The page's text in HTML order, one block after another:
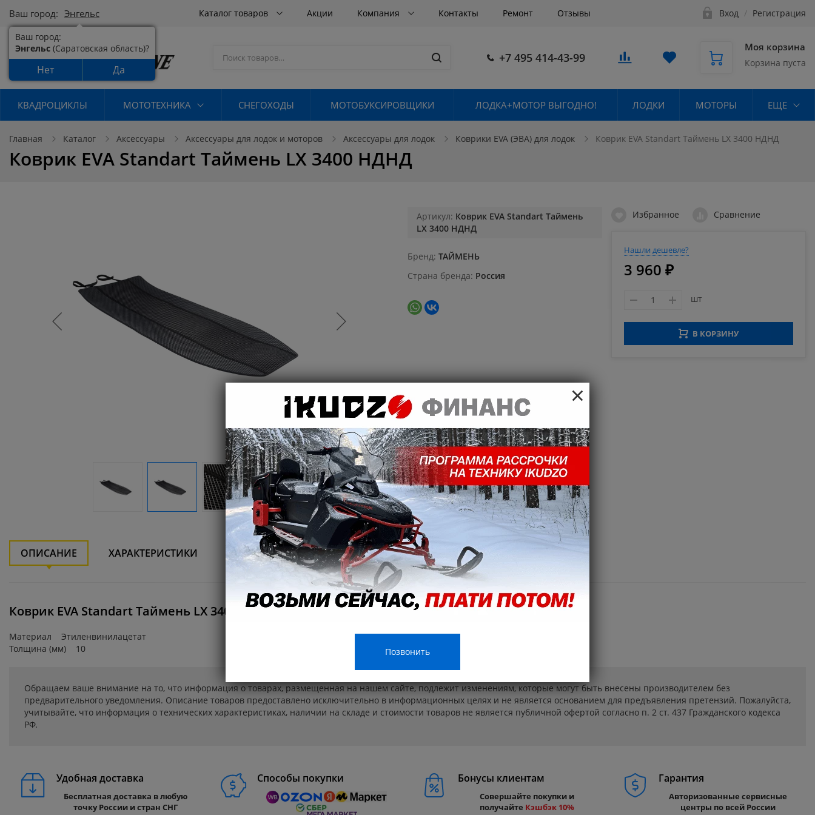
Ваш город: Энгельс
Ваш город:
Энгельс (Саратовская область)?
Нет Да
Каталог товаров Акции Компания Контакты Ремонт Отзывы Вход / Регистрация
+7 495 414-43-99
Моя корзина
Корзина пуста
КВАДРОЦИКЛЫ МОТОТЕХНИКА СНЕГОХОДЫ МОТОБУКСИРОВЩИКИ ЛОДКА+МОТОР ВЫГОДНО! ЛОДКИ МОТОРЫ ЕЩЕ
Главная Каталог Аксессуары Аксессуары для лодок и моторов Аксессуары для лодок Коврики EVA (ЭВА) для лодок Коврик EVA Standart Таймень LX 3400 НДНД
Коврик EVA Standart Таймень LX 3400 НДНД
Артикул: Коврик EVA Standart Таймень
LX 3400 НДНД
Бренд ТАЙМЕНЬ
Страна бренда Россия
Избранное Сравнение
Нашли дешевле?
3 960 ₽
шт
В КОРЗИНУ
ОПИСАНИЕ ХАРАКТЕРИСТИКИ ДОСТАВКА
Коврик EVA Standart Таймень LX 3400 НДНД
Материал Этиленвинилацетат
Толщина (мм) 10
Обращаем ваше внимание на то, что информация о товарах, размещенная на нашем сайте, подлежит изменениям, которые могут быть внесены производителем без
предварительного уведомления. Описание товаров предоставлено исключительно в информационных целях и не является основанием для предъявления претензий. Пожалуйста,
учитывайте, что информация о технических характеристиках, наличии на складе и стоимости товаров не является публичной офертой согласно п. 2 ст. 437 Гражданского кодекса
РФ.
Удобная доставка
Бесплатная доставка в любую
точку России и стран СНГ
Способы покупки Бонусы клиентам
Совершайте покупки и
получайте Кэшбэк 10%
Гарантия
Авторизованные сервисные
центры по всей России
×
Позвонить